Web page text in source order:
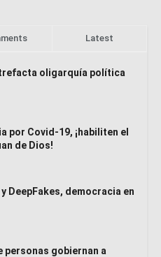
Latest
oligarquía política
por Covid-19, ¡habiliten el
de Dios!
DeepFakes, democracia en
personas gobiernan a